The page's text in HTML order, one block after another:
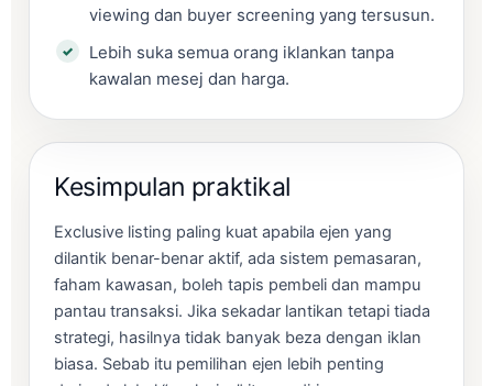
viewing dan buyer screening yang tersusun.
Lebih suka semua orang iklankan tanpa
kawalan mesej dan harga.
Kesimpulan praktikal
Exclusive listing paling kuat apabila ejen yang
dilantik benar-benar aktif, ada sistem pemasaran,
faham kawasan, boleh tapis pembeli dan mampu
pantau transaksi. Jika sekadar lantikan tetapi tiada
strategi, hasilnya tidak banyak beza dengan iklan
biasa. Sebab itu pemilihan ejen lebih penting